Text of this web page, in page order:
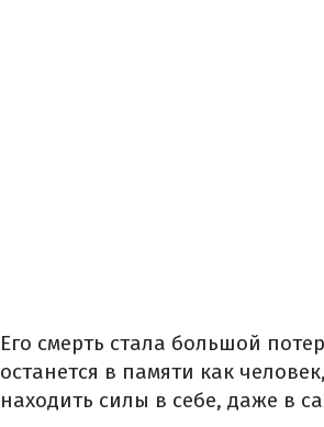
Его смерть стала большой
останется в памяти как
находить силы в себе, даже в